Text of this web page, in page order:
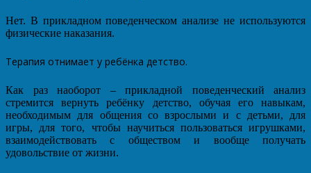
Нет. В прикладном поведенческом анализе не используются
физические наказания.
Терапия отнимает у ребёнка детство.
Как раз наоборот – прикладной поведенческий анализ
стремится вернуть ребёнку детство, обучая его навыкам,
необходимым для общения со взрослыми и с детьми, для
игры, для того, чтобы научиться пользоваться игрушками,
взаимодействовать с обществом и вообще получать
удовольствие от жизни.